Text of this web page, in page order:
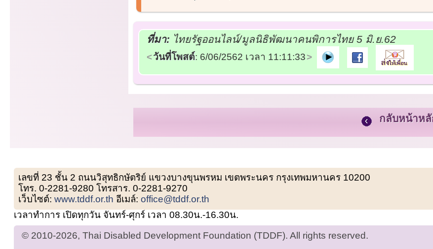
ที่มา: ไทยรัฐออนไลน์/มูลนิธิพัฒนาคนพิการไทย 5 มิ.ย.62
วันที่โพสต์: 6/06/2562 เวลา 11:11:33
กลับหน้าห
เลขที่ 23 ชั้น 2 ถนนวิสุทธิกษัตริย์ แขวงบางขุนพรหม เขตพระนคร กรุงเทพมหานคร 10200
โทร. 0-2281-9280 โทรสาร. 0-2281-9270
เว็บไซต์:www.tddf.or.th อีเมล์:office@tddf.or.th
เวลาทำการ เปิดทุกวัน จันทร์-ศุกร์ เวลา 08.30น.-16.30น.
© 2010-2026, Thai Disabled Development Foundation (TDDF). All rights reserved.